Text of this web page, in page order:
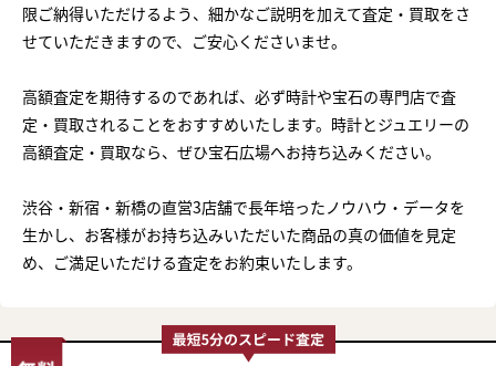
限ご納得いただけるよう、細かなご説明を加えて査定・買取をさ
せていただきますので、ご安心くださいませ。
高額査定を期待するのであれば、必ず時計や宝石の専門店で査
定・買取されることをおすすめいたします。時計とジュエリーの
高額査定・買取なら、ぜひ宝石広場へお持ち込みください。
渋谷・新宿・新橋の直営3店舗で長年培ったノウハウ・データを
生かし、お客様がお持ち込みいただいた商品の真の価値を見定
め、ご満足いただける査定をお約束いたします。